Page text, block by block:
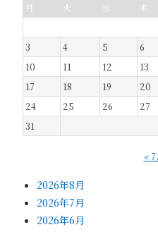
月 火 水 木
3
4 5 6
10
11 12 13
17
18 19 20
24
25 26 27
31
« 7
2026年8月
2026年7月
2026年6月